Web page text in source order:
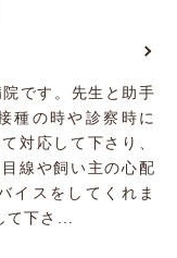
です。先生と助手
種の時や診察時に
対応して下さり、
線や飼い主の心配
イスをしてくれま
下さ...